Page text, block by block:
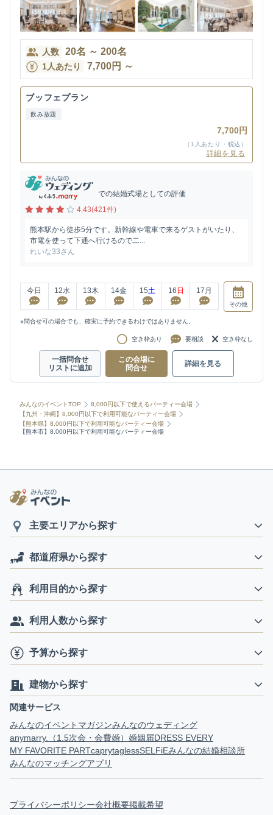
人数 20名 ～ 200名
1人あたり 7,700円 ～
ブッフェプラン
飲み放題
7,700円
（1人あたり・税込）
詳細を見る
での結婚式場としての評価
4.43(421件)
熊本駅から徒歩5分です。新幹線や電車で来るゲストがいたり、
市電を使って下通へ行けるので二...
れいな33さん
今日 12水 13木 14金 15土 16 日 17 月
その他
※問合せ可の場合でも、確実に予約できるわけではありません。
空き枠あり 要相談 空き枠なし
一括問合せ
リストに追加
この会場に
問合せ
詳細を見る
みんなのイベントTOP
8,000円以下で使えるパーティー会場
【九州・沖縄】8,000円以下で利用可能なパーティー会場
【熊本県】8,000円以下で利用可能なパーティー会場
【熊本市】8,000円以下で利用可能なパーティー会場
主要エリアから探す
都道府県から探す
利用目的から探す
利用人数から探す
予算から探す
建物から探す
関連サービス
みんなのイベントマガジンみんなのウェディング
anymarry.（1.5次会・会費婚） 婚姻届DRESS EVERY
MY FAVORITE PARTcaprytaglessSELFiEみんなの結婚相談所
みんなのマッチングアプリ
プライバシーポリシー会社概要掲載希望